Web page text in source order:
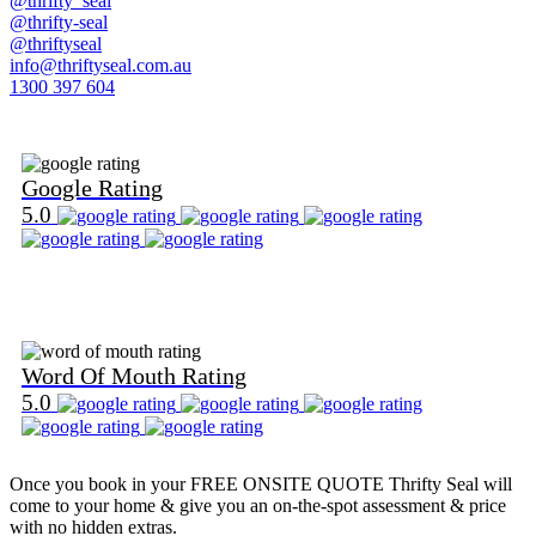
@thrifty-seal
@thriftyseal
info@thriftyseal.com.au
1300 397 604
Google Rating
5.0
Word Of Mouth Rating
5.0
Once you book in yourFREE ONSITE QUOTE Thrifty Seal will
come to your home & give you an on-the-spot assessment & price
with no hidden extras.